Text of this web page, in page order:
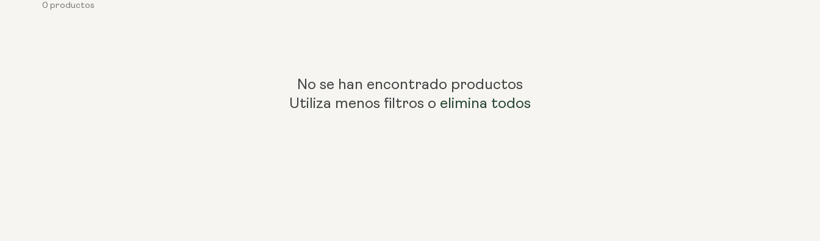
0 productos
No se han encontrado productos
Utiliza menos filtros o elimina todos